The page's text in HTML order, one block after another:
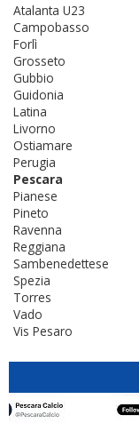
Atalanta U23
Campobasso
Forlì
Grosseto
Gubbio
Guidonia
Latina
Livorno
Ostiamare
Perugia
Pescara
Pianese
Pineto
Ravenna
Reggiana
Sambenedettese
Spezia
Torres
Vado
Vis Pesaro